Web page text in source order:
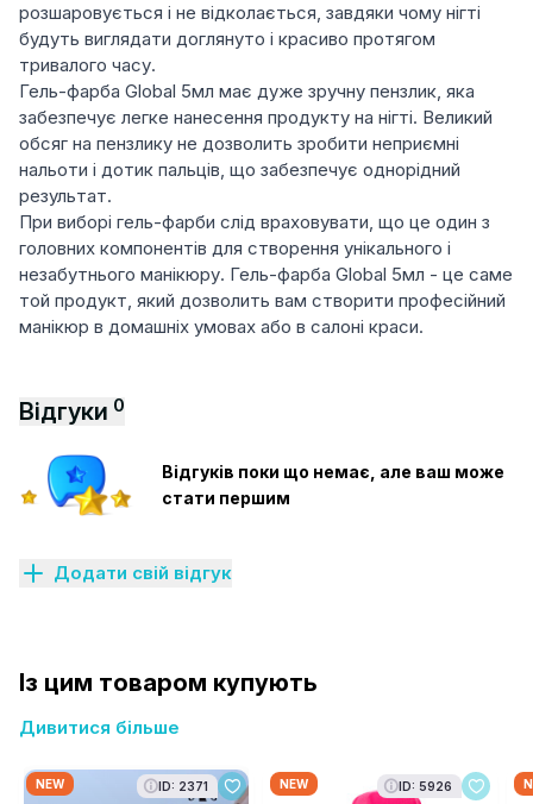
розшаровується і не відколається, завдяки чому нігті
будуть виглядати доглянуто і красиво протягом
тривалого часу.
Гель-фарба Global 5мл має дуже зручну пензлик, яка
забезпечує легке нанесення продукту на нігті. Великий
обсяг на пензлику не дозволить зробити неприємні
нальоти і дотик пальців, що забезпечує однорідний
результат.
При виборі гель-фарби слід враховувати, що це один з
головних компонентів для створення унікального і
незабутнього манікюру. Гель-фарба Global 5мл - це саме
той продукт, який дозволить вам створити професійний
манікюр в домашніх умовах або в салоні краси.
Відгуки 0
Відгуків поки що немає, але ваш може
стати першим
Додати свій відгук
Із цим товаром купують
Дивитися більше
NEW ID: 2371 NEW ID: 5926